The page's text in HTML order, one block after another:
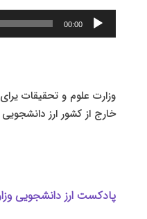
پخش‌کننده
صوت
00:00
وزارت علوم و تحقیقات
خارج از کشور ارز
پادکست ارز دانشجویی